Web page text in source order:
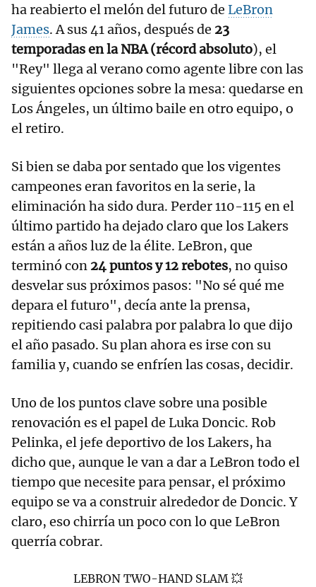
ha reabierto el melón del futuro de LeBron
James. A sus 41 años, después de 23
temporadas en la NBA (récord absoluto), el
"Rey" llega al verano como agente libre con las
siguientes opciones sobre la mesa: quedarse en
Los Ángeles, un último baile en otro equipo, o
el retiro.
Si bien se daba por sentado que los vigentes
campeones eran favoritos en la serie, la
eliminación ha sido dura. Perder 110-115 en el
último partido ha dejado claro que los Lakers
están a años luz de la élite. LeBron, que
terminó con 24 puntos y 12 rebotes, no quiso
desvelar sus próximos pasos: "No sé qué me
depara el futuro", decía ante la prensa,
repitiendo casi palabra por palabra lo que dijo
el año pasado. Su plan ahora es irse con su
familia y, cuando se enfríen las cosas, decidir.
Uno de los puntos clave sobre una posible
renovación es el papel de Luka Doncic. Rob
Pelinka, el jefe deportivo de los Lakers, ha
dicho que, aunque le van a dar a LeBron todo el
tiempo que necesite para pensar, el próximo
equipo se va a construir alrededor de Doncic. Y
claro, eso chirría un poco con lo que LeBron
querría cobrar.
LEBRON TWO-HAND SLAM 💥